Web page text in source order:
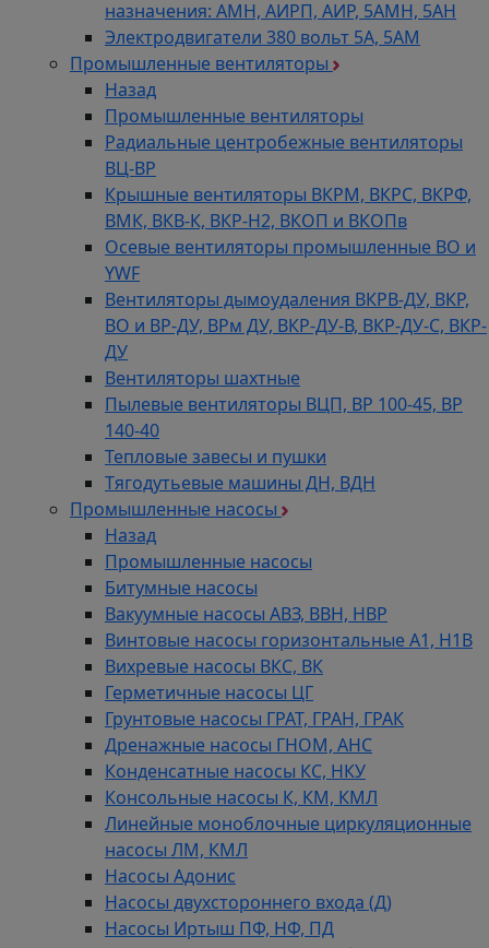
назначения: АМН, АИРП, АИР, 5АМН, 5АН
Электродвигатели 380 вольт 5А, 5АМ
Промышленные вентиляторы
Назад
Промышленные вентиляторы
Радиальные центробежные вентиляторы
ВЦ-ВР
Крышные вентиляторы ВКРМ, ВКРС, ВКРФ,
ВМК, ВКВ-К, ВКР-Н2, ВКОП и ВКОПв
Осевые вентиляторы промышленные ВО и
YWF
Вентиляторы дымоудаления ВКРВ-ДУ, ВКР,
ВО и ВР-ДУ, ВРм ДУ, ВКР-ДУ-В, ВКР-ДУ-С, ВКР-
ДУ
Вентиляторы шахтные
Пылевые вентиляторы ВЦП, ВР 100-45, ВР
140-40
Тепловые завесы и пушки
Тягодутьевые машины ДН, ВДН
Промышленные насосы
Назад
Промышленные насосы
Битумные насосы
Вакуумные насосы АВЗ, ВВН, НВР
Винтовые насосы горизонтальные А1, Н1В
Вихревые насосы ВКС, ВК
Герметичные насосы ЦГ
Грунтовые насосы ГРАТ, ГРАН, ГРАК
Дренажные насосы ГНОМ, АНС
Конденсатные насосы КС, НКУ
Консольные насосы К, КМ, КМЛ
Линейные моноблочные циркуляционные
насосы ЛМ, КМЛ
Насосы Адонис
Насосы двухстороннего входа (Д)
Насосы Иртыш ПФ, НФ, ПД